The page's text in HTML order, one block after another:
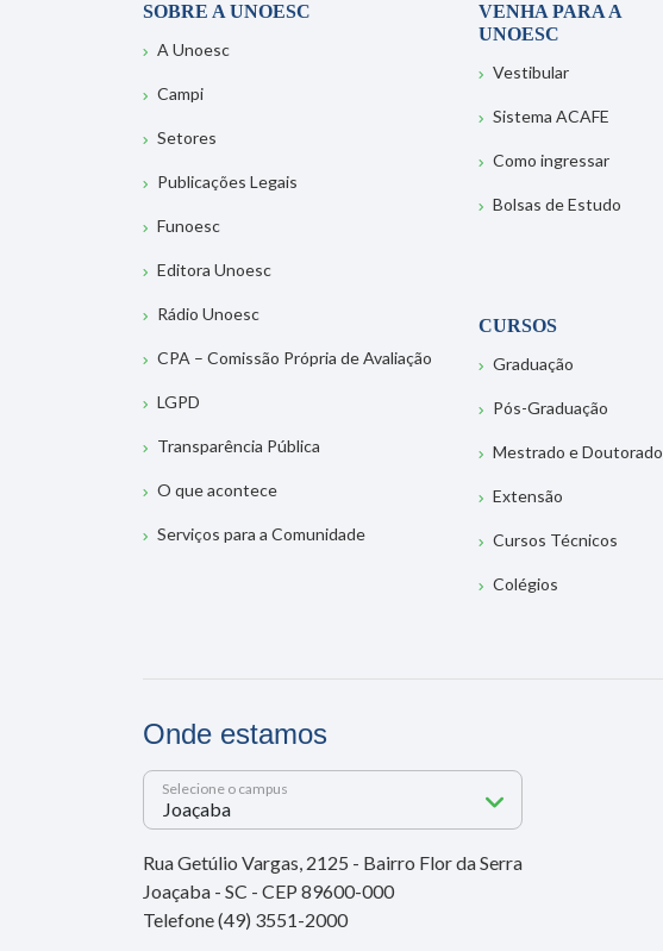
SOBRE A UNOESC
A Unoesc
Campi
Setores
Publicações Legais
Funoesc
Editora Unoesc
Rádio Unoesc
CPA – Comissão Própria de Avaliação
LGPD
Transparência Pública
O que acontece
Serviços para a Comunidade
VENHA PARA A
UNOESC
Vestibular
Sistema ACAFE
Como ingressar
Bolsas de Estudo
CURSOS
Graduação
Pós-Graduação
Mestrado e Doutorado
Extensão
Cursos Técnicos
Colégios
Onde estamos
Selecione o campus
Rua Getúlio Vargas, 2125 - Bairro Flor da Serra
Joaçaba - SC - CEP 89600-000
Telefone (49) 3551-2000